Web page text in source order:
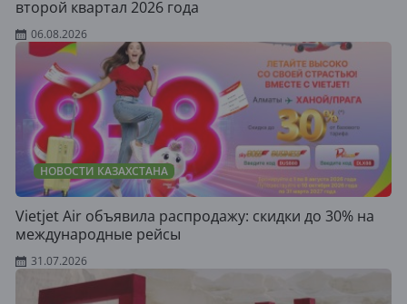
второй квартал 2026 года
06.08.2026
НОВОСТИ КАЗАХСТАНА
Vietjet Air объявила распродажу: скидки до 30% на
международные рейсы
31.07.2026